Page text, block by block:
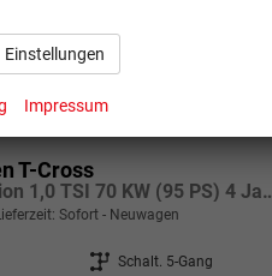
T-Cross
Limited Edition 1,0 TSI 70 KW (95
Sofort Neuwagen
Getriebe Schalt. 5-Gang
Einstellungen
Impressum